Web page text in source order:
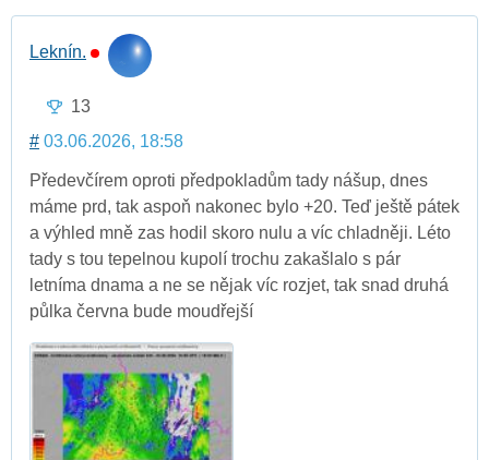
Leknín.
13
# 03.06.2026, 18:58
Předevčírem oproti předpokladům tady nášup, dnes
máme prd, tak aspoň nakonec bylo +20. Teď ještě pátek
a výhled mně zas hodil skoro nulu a víc chladněji. Léto
tady s tou tepelnou kupolí trochu zakašlalo s pár
letníma dnama a ne se nějak víc rozjet, tak snad druhá
půlka června bude moudřejší